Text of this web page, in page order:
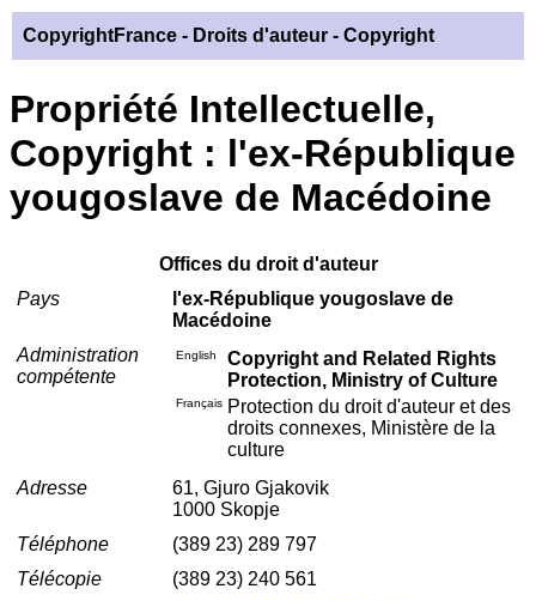
CopyrightFrance - Droits d'auteur - Copyright
Propriété Intellectuelle,
Copyright : l'ex-République
yougoslave de Macédoine
Offices du droit d'auteur
Pays
l'ex-République yougoslave de
Macédoine
Administration
compétente
English
Copyright and Related Rights
Protection, Ministry of Culture
Français Protection du droit d'auteur et des
droits connexes, Ministère de la
culture
Adresse
61, Gjuro Gjakovik
1000 Skopje
Téléphone
(389 23) 289 797
Télécopie
(389 23) 240 561